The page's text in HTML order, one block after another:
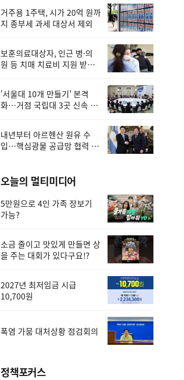
거주용 1주택, 시가 20억 원까
지 종부세 과세 대상서 제외
보훈의료대상자, 인근 병·의
원 등 치매 치료비 지원 받을
'서울대 10개 만들기' 본격
화…거점 국립대 3곳 신속 선
내년부터 아르헨산 원유 수
입…핵심광물 공급망 협력 체
오늘의 멀티미디어
5만원으로 4인 가족 장보기
가능?
소금 줄이고 맛있게 만들면 상
을 주는 대회가 있다구요!?
2027년 최저임금 시급
10,700원
폭염 가뭄 대처상황 점검회의
정책포커스